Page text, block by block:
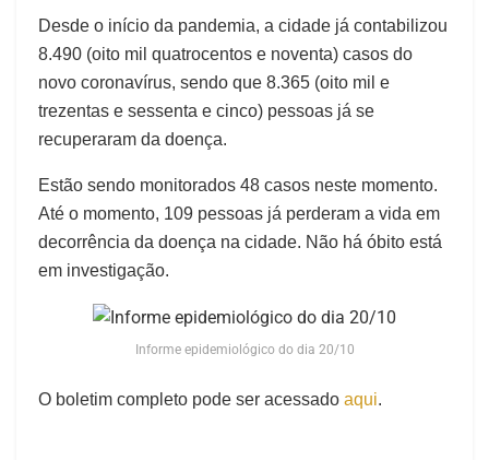
Desde o início da pandemia, a cidade já contabilizou
8.490 (oito mil quatrocentos e noventa) casos do
novo coronavírus, sendo que 8.365 (oito mil e
trezentas e sessenta e cinco) pessoas já se
recuperaram da doença.
Estão sendo monitorados 48 casos neste momento.
Até o momento, 109 pessoas já perderam a vida em
decorrência da doença na cidade. Não há óbito está
em investigação.
Informe epidemiológico do dia 20/10
O boletim completo pode ser acessado aqui.